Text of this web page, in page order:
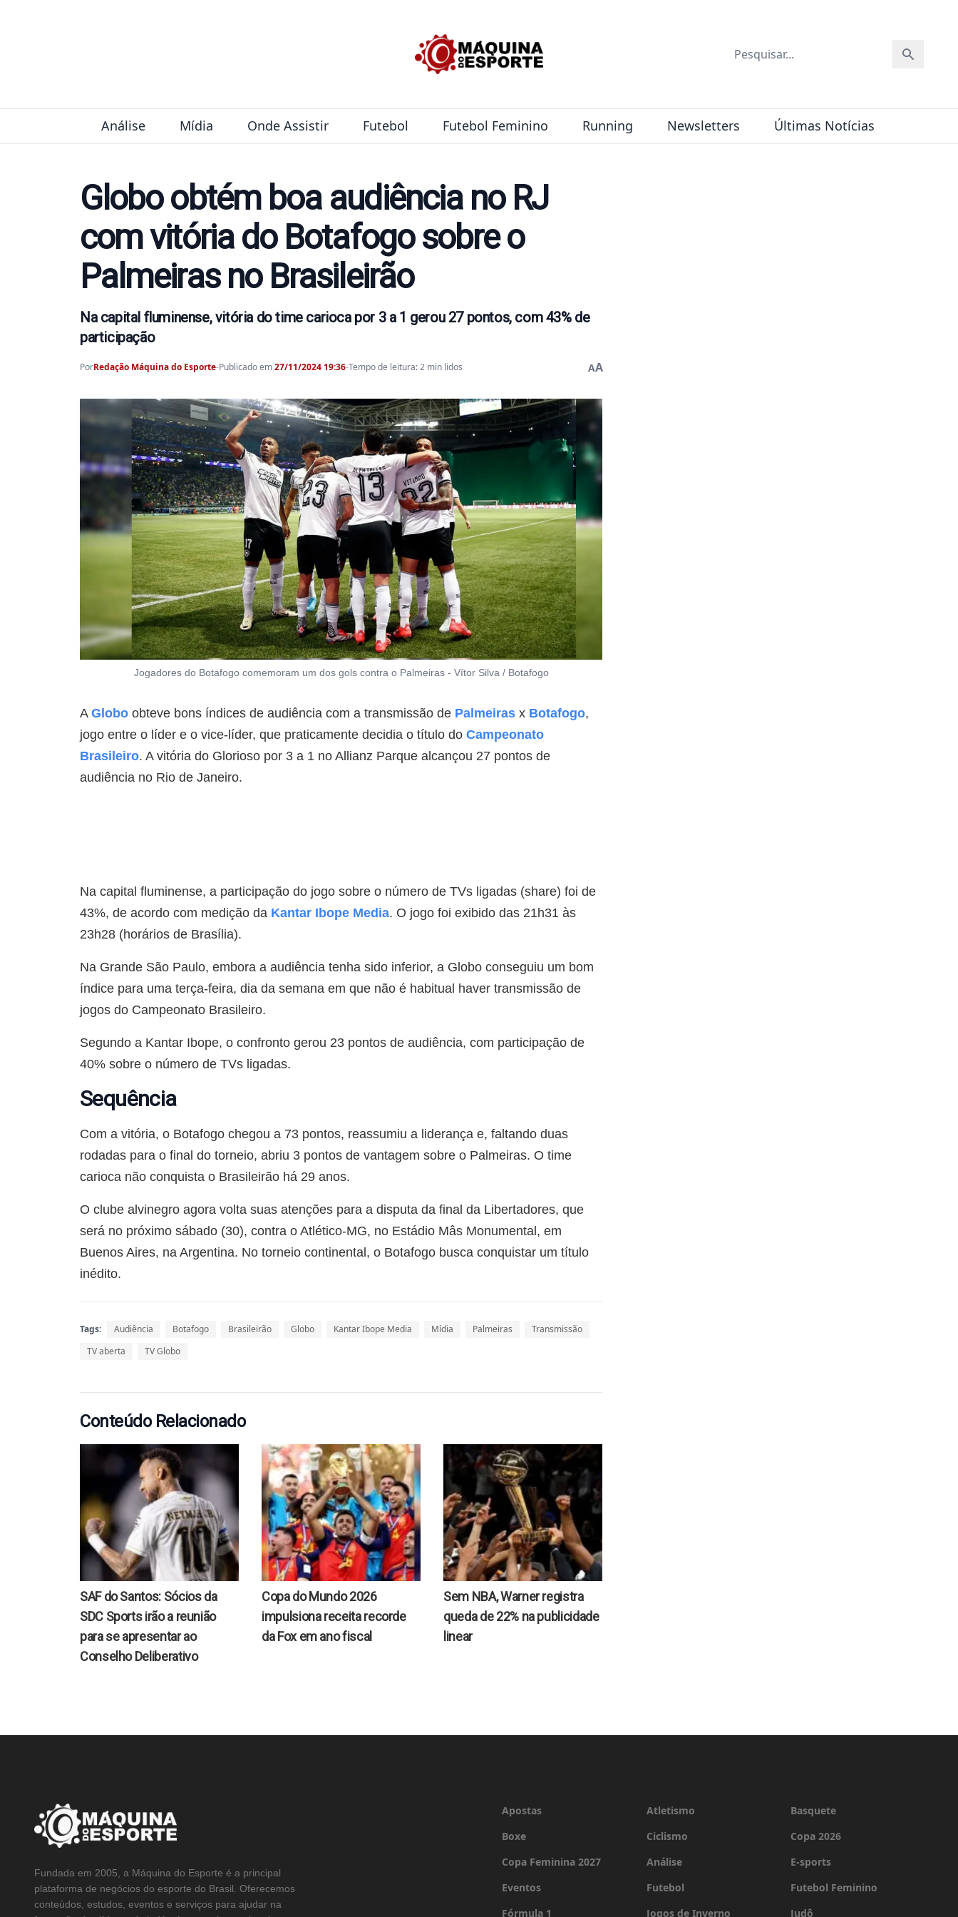
Análise Mídia Onde Assistir Futebol Futebol Feminino Running Newsletters Últimas Notícias
Globo obtém boa audiência no RJ
com vitória do Botafogo sobre o
Palmeiras no Brasileirão
Na capital fluminense, vitória do time carioca por 3 a 1 gerou 27 pontos, com 43% de
participação
PorRedação Máquina do Esporte-Publicado em27/11/2024 19:36-Tempo de leitura: 2 min lidos AA
Jogadores do Botafogo comemoram um dos gols contra o Palmeiras - Vítor Silva / Botafogo
A Globo obteve bons índices de audiência com a transmissão de Palmeiras x Botafogo,
jogo entre o líder e o vice-líder, que praticamente decidia o título do Campeonato
Brasileiro. A vitória do Glorioso por 3 a 1 no Allianz Parque alcançou 27 pontos de
audiência no Rio de Janeiro.
Na capital fluminense, a participação do jogo sobre o número de TVs ligadas (share) foi de
43%, de acordo com medição da Kantar Ibope Media. O jogo foi exibido das 21h31 às
23h28 (horários de Brasília).
Na Grande São Paulo, embora a audiência tenha sido inferior, a Globo conseguiu um bom
índice para uma terça-feira, dia da semana em que não é habitual haver transmissão de
jogos do Campeonato Brasileiro.
Segundo a Kantar Ibope, o confronto gerou 23 pontos de audiência, com participação de
40% sobre o número de TVs ligadas.
Sequência
Com a vitória, o Botafogo chegou a 73 pontos, reassumiu a liderança e, faltando duas
rodadas para o final do torneio, abriu 3 pontos de vantagem sobre o Palmeiras. O time
carioca não conquista o Brasileirão há 29 anos.
O clube alvinegro agora volta suas atenções para a disputa da final da Libertadores, que
será no próximo sábado (30), contra o Atlético-MG, no Estádio Mâs Monumental, em
Buenos Aires, na Argentina. No torneio continental, o Botafogo busca conquistar um título
inédito.
Tags: Audiência Botafogo Brasileirão Globo Kantar Ibope Media Mídia Palmeiras
Transmissão
TV aberta
TV Globo
Conteúdo Relacionado
SAF do Santos: Sócios da
SDC Sports irão a reunião
para se apresentar ao
Conselho Deliberativo
Copa do Mundo 2026
impulsiona receita recorde
da Fox em ano fiscal
Sem NBA, Warner registra
queda de 22% na publicidade
linear
Fundada em 2005, a Máquina do Esporte é a principal
plataforma de negócios do esporte do Brasil. Oferecemos
conteúdos, estudos, eventos e serviços para ajudar na
Apostas Atletismo
Basquete
Boxe
Ciclismo
Copa 2026
Copa Feminina 2027
Análise
E-sports
Eventos
Futebol
Futebol Feminino
Fórmula 1
Jogos de Inverno Judô